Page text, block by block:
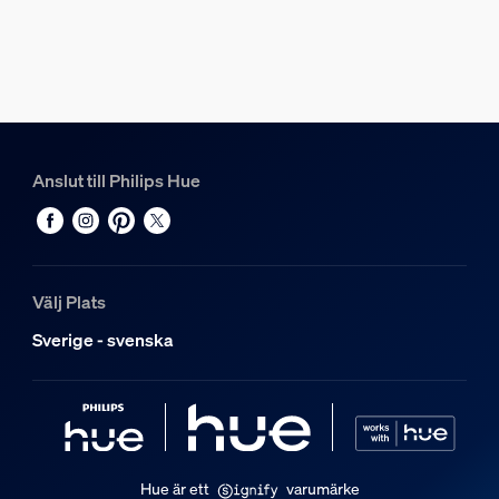
Bredd
Materialnummer (12NC)
929003674502
Energiförbrukning i viloläge
0,5 W
Produktens mått och vikt
Nettovikt
Anslut till Philips Hue
Välj Plats
Sverige - svenska
Hue är ett varumärke